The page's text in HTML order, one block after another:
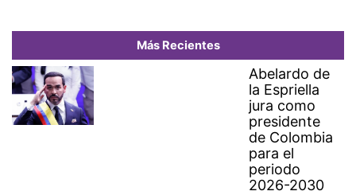
Más Recientes
Abelardo de
la Espriella
jura como
presidente
de Colombia
para el
periodo
2026-2030